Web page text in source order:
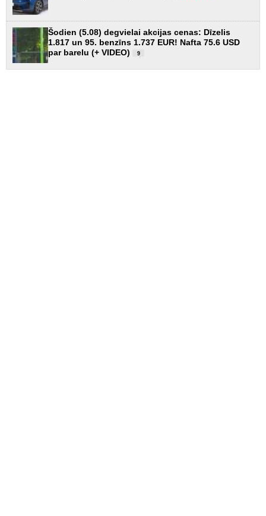
Šodien (5.08) degvielai akcijas cenas: Dīzelis
1.817 un 95. benzīns 1.737 EUR! Nafta 75.6 USD
par barelu (+ VIDEO)
9